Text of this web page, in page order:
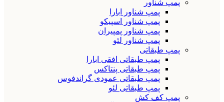
پمپ شناور
پمپ شناور ابارا
پمپ شناور اسپیکو
پمپ شناور پمپیران
پمپ شناور لئو
پمپ طبقاتی
پمپ طبقاتی افقی ابارا
پمپ طبقاتی پنتاکس
پمپ طبقاتی عمودی گراندفوس
پمپ طبقاتی لئو
پمپ کف کش